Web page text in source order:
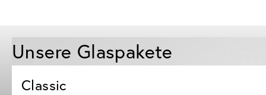
Unsere Glaspakete
Classic